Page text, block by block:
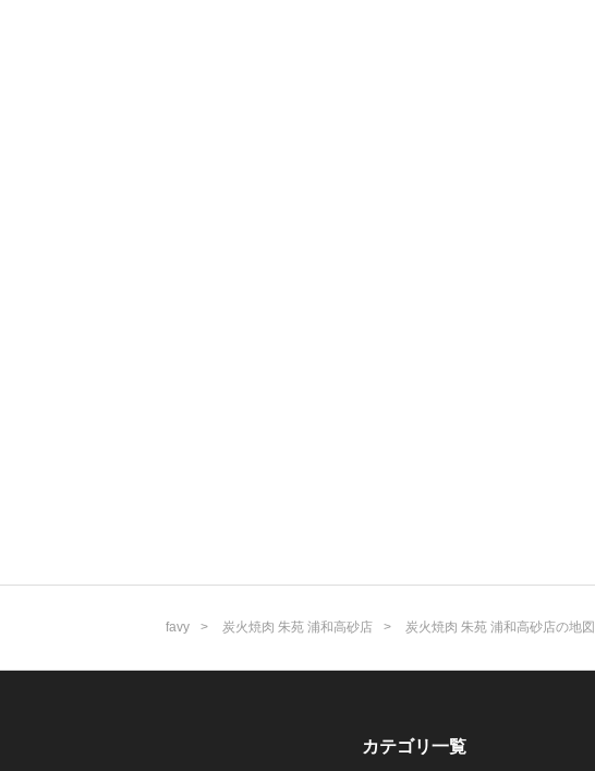
favy 炭火焼肉 朱苑 浦和高砂店 炭火焼肉 朱苑 浦和高砂店の地図
カテゴリ一覧